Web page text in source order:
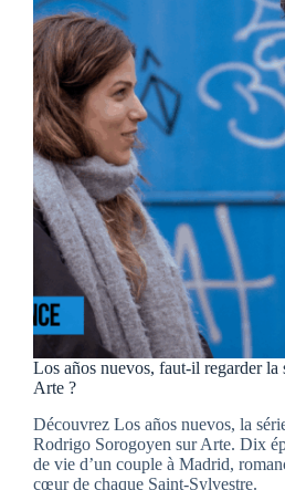
roi
cocu
qui
n’a
jamais
eu
le
temps
de
régner
Los años nuevos, faut-il regarder la
Arte ?
Découvrez Los años nuevos, la
Rodrigo Sorogoyen sur Arte. Dix
de vie d’un couple à Madrid,
cœur de chaque Saint-Sylvestre.